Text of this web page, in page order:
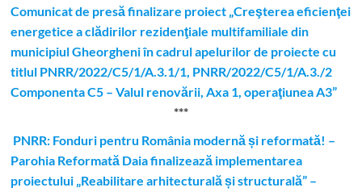
Comunicat de presă finalizare proiect „Creşterea eficienţei
energetice a clădirilor rezidenţiale multifamiliale din
municipiul Gheorgheni în cadrul apelurilor de proiecte cu
titlul PNRR/2022/C5/1/A.3.1/1, PNRR/2022/C5/1/A.3./2
Componenta C5 – Valul renovării, Axa 1, operaţiunea A3”
***
PNRR: Fonduri pentru România modernă și reformată! –
Parohia Reformată Daia finalizează implementarea
proiectului „Reabilitare arhitecturală și structurală” –